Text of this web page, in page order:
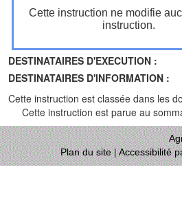
Cette instruction ne modifie
instruction.
DESTINATAIRES D'EXECUTION :
DESTINATAIRES D'INFORMATION :
Cette instruction est classée dans les
Cette instruction est parue au
Plan du site|Accessibilité